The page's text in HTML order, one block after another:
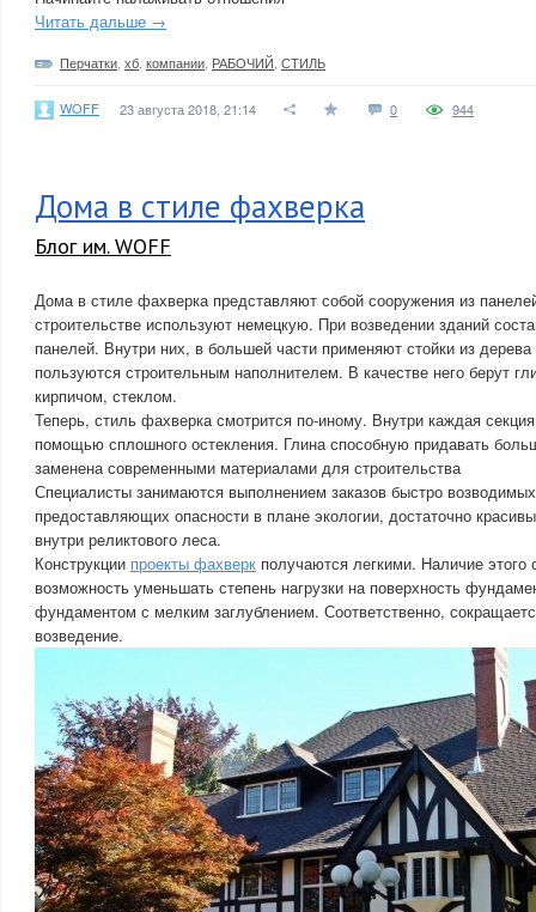
Читать дальше →
Перчатки, хб, компании, РАБОЧИЙ, СТИЛЬ
WOFF 23 августа 2018, 21:14 0 944
Дома в стиле фахверка
Блог им. WOFF
Дома в стиле фахверка представляют собой сооружения из
строительстве используют немецкую. При возведении зданий
панелей. Внутри них, в большей части применяют стойки из
пользуются строительным наполнителем. В качестве него берут
кирпичом, стеклом.
Теперь, стиль фахверка смотрится по-иному. Внутри каждая
помощью сплошного остекления. Глина способную придавать
заменена современными материалами для строительства
Специалисты занимаются выполнением заказов быстро
предоставляющих опасности в плане экологии, достаточно
внутри реликтового леса.
Конструкции проекты фахверк получаются легкими. Наличие этого
возможность уменьшать степень нагрузки на поверхность
фундаментом с мелким заглублением. Соответственно,
возведение.